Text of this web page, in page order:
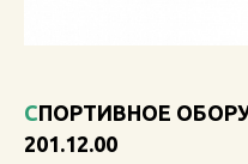
СПОРТИВНОЕ ОБОРУДОВАНИЕ ROMANA
201.12.00